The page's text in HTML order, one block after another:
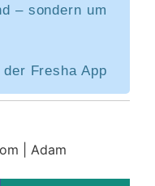
– sondern um
Fresha App
| Adam